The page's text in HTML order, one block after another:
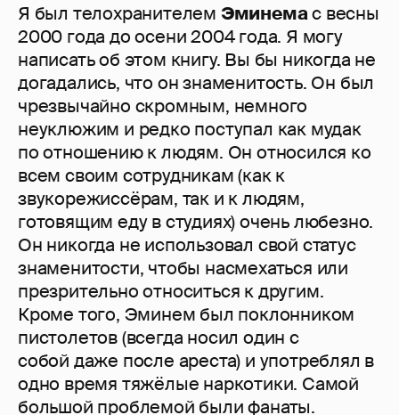
Я был телохранителем Эминемас весны
2000 года до осени 2004 года. Я могу
написать об этом книгу. Вы бы никогда не
догадались, что он знаменитость. Он был
чрезвычайно скромным, немного
неуклюжим и редко поступал как мудак
по отношению к людям. Он относился ко
всем своим сотрудникам (как к
звукорежиссёрам, так и к людям,
готовящим еду в студиях) очень любезно.
Он никогда не использовал свой статус
знаменитости, чтобы насмехаться или
презрительно относиться к другим.
Кроме того, Эминем был поклонником
пистолетов (всегда носил один с
собой даже после ареста) и употреблял в
одно время тяжёлые наркотики. Самой
большой проблемой были фанаты.